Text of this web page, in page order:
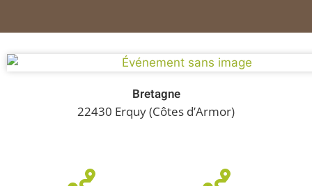
Bretagne
22430 Erquy (Côtes d’Armor)